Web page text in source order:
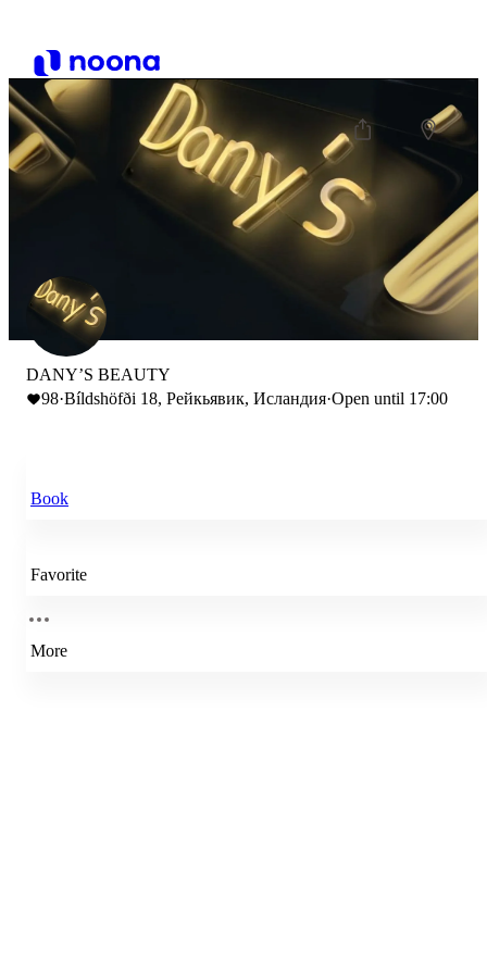
DANY’S BEAUTY
98·Bíldshöfði 18, Рейкьявик, Исландия·Open until 17:00
Book
Favorite
More